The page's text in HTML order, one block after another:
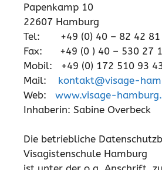
Papenkamp 10
22607 Hamburg
Tel: +49 (0) 40 – 82 42 81
Fax: +49 (0 ) 40 – 530 27
Mobil: +49 (0) 172 510 93
Mail: kontakt@visage-
Web: www.visage-
Inhaberin: Sabine Overbeck
Die betriebliche
Visagistenschule Hamburg